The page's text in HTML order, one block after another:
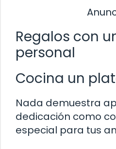
Regalos con
personal
Cocina un
Nada demuestra
dedicación como
especial para tus